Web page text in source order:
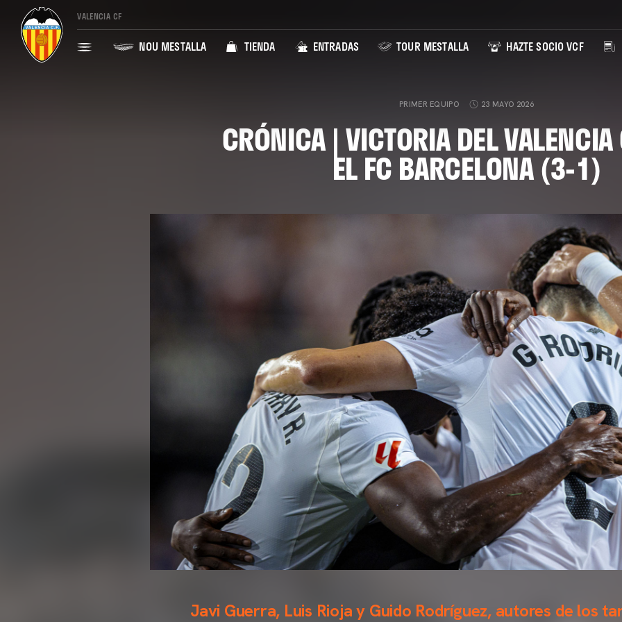
VALENCIA CF
NOU MESTALLA TIENDA ENTRADAS TOUR MESTALLA HAZTE SOCIO VCF
PRIMER EQUIPO 23 MAYO 2026
CRÓNICA | VICTORIA DEL VALENCIA
EL FC BARCELONA (3-1)
Javi Guerra, Luis Rioja y Guido Rodríguez, autores de los